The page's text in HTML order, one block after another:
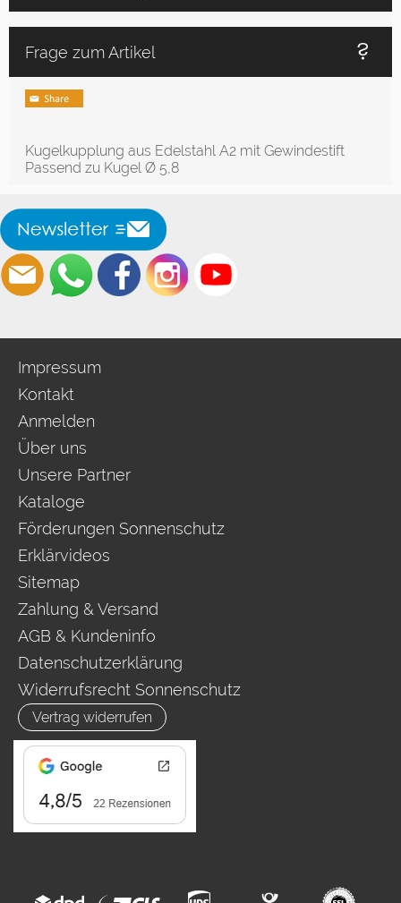
Frage zum Artikel
Kugelkupplung aus Edelstahl A2 mit Gewindestift
Passend zu Kugel Ø 5,8
Impressum
Kontakt
Anmelden
Über uns
Unsere Partner
Kataloge
Förderungen Sonnenschutz
Erklärvideos
Sitemap
Zahlung & Versand
AGB & Kundeninfo
Datenschutzerklärung
Widerrufsrecht Sonnenschutz
Vertrag widerrufen